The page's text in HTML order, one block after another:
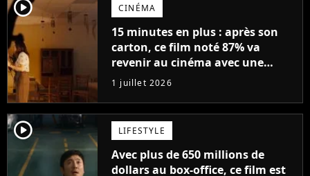
player2 CINÉMA
15 minutes en plus : après son
carton, ce film noté 87% va
revenir au cinéma avec une
version plus longue
1 juillet 2026
player2 LIFESTYLE
Avec plus de 650 millions de
dollars au box-office, ce film est